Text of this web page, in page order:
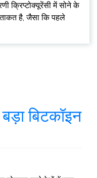
क्रिप्टोक्यूरेंसी में सोने के
है, जैसा कि पहले
बिटकॉइन